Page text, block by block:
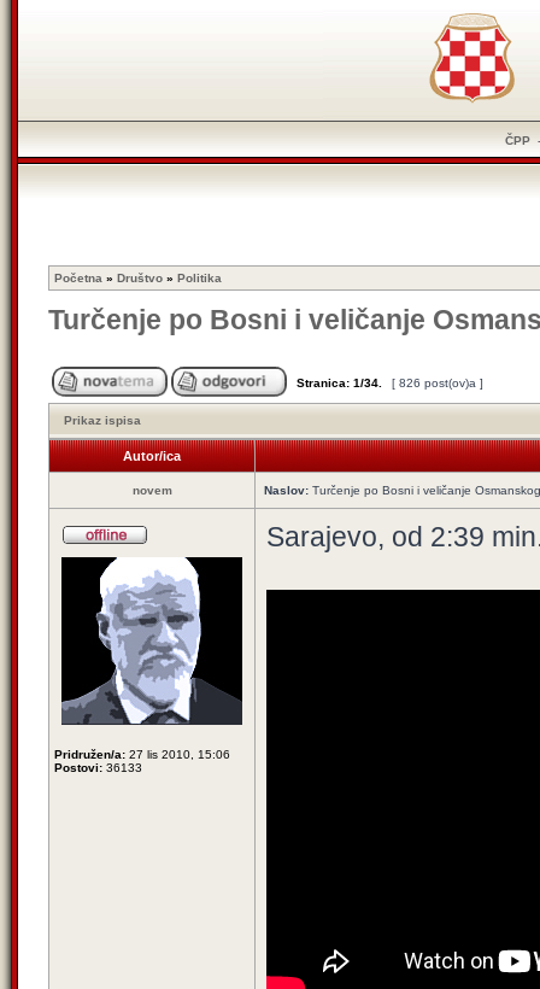
ČPP
Početna » Društvo » Politika
Turčenje po Bosni i veličanje
Stranica: 1/34 [ 826 post(ov)a ]
Prikaz ispisa
Autor/ica
novem Naslov: Turčenje po Bosni i veličanje
Pridružen/a: 27 lis 2010, 15:06
Postovi: 36133
Sarajevo, od 2:39